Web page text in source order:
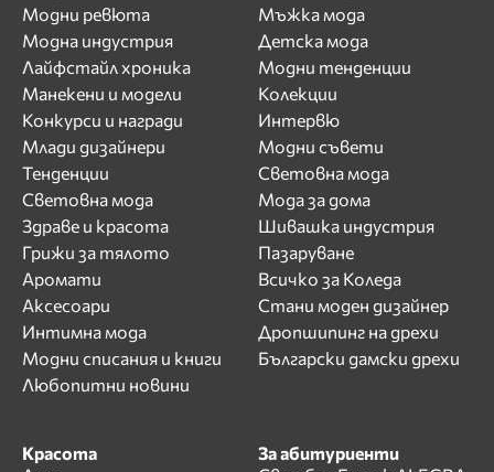
Модни ревюта
Модна индустрия
Лайфстайл хроника
Манекени и модели
Конкурси и награди
Млади дизайнери
Тенденции
Световна мода
Здраве и красота
Грижи за тялото
Аромати
Аксесоари
Интимна мода
Модни списания и книги
Любопитни новини
Мъжка мода
Детска мода
Модни тенденции
Колекции
Интервю
Модни съвети
Световна мода
Мода за дома
Шивашка индустрия
Пазаруване
Всичко за Коледа
Стани моден дизайнер
Дропшипинг на дрехи
Български дамски дрехи
Красота
За абитуриенти